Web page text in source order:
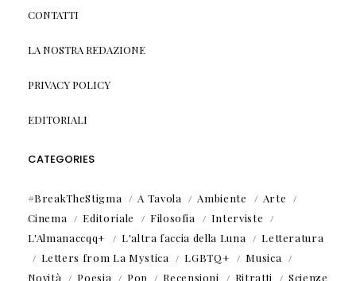
CONTATTI
LA NOSTRA REDAZIONE
PRIVACY POLICY
EDITORIALI
CATEGORIES
#BreakTheStigma A Tavola Ambiente
Arte
Cinema
Editoriale Filosofia
Interviste
L'Almanaccqq+
L'altra faccia della Luna
Letteratura
Letters from La Mystica
LGBTQ+
Musica
Novità
Poesia Pop Recensioni Ritratti
Scienze